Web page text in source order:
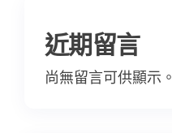
近期留言
尚無留言可供顯示。